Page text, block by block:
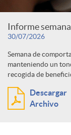
o
c
u
e
g
o
o
n
t
e
Informe
30/07/2026
Semana de
manteniendo un
recogida de
Descargar
Archivo